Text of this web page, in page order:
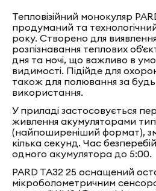
Тепловізійний монокуляр
продуманий та
року. Створено для
розпізнавання теплових
дня та ночі, що важливо в
видимості. Підійде для
також для полювання за
використання.
У приладі застосовується
живлення акумуляторами
(найпоширеніший формат),
кілька секунд. Час
одного акумулятора до 5:00.
PARD TA32 25 оснащений
мікроболометричним